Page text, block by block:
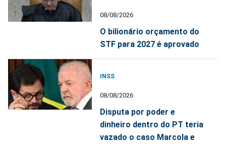
08/08/2026
O bilionário orçamento do
STF para 2027 é aprovado
INSS
08/08/2026
Disputa por poder e
dinheiro dentro do PT teria
vazado o caso Marcola e